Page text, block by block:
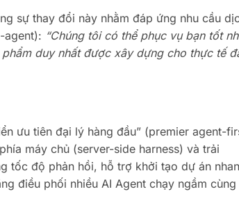
sự thay đổi này nhằm đáp ứng nhu cầu
agent): “Chúng tôi có thể phục vụ bạn tốt
duy nhất được xây dựng cho thực tế
ưu tiên đại lý hàng đầu” (premier agent-
máy chủ (server-side harness) và trải
tốc độ phản hồi, hỗ trợ khởi tạo dự án
điều phối nhiều AI Agent chạy ngầm